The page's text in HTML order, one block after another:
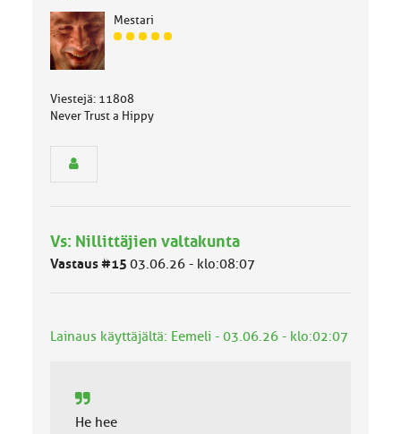
i
n
e
n
i
h
Mestari
J
e
o
k
Viestejä: 11808
Never Trust a Hippy
Vs: Nillittäjien valtakunta
Vastaus #15 03.06.26 - klo:08:07
Lainaus käyttäjältä: Eemeli - 03.06.26 - klo:02:07
He hee